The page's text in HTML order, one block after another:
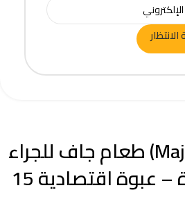
ماجستيك (Majestic) طعام جاف للجراء
والكلاب الصغيرة – عبوة اقتصادية 15